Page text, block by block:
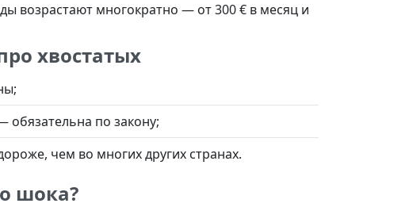
возрастают многократно — от 300 € в месяц и
хвостатых
обязательна по закону;
чем во многих других странах.
шока?